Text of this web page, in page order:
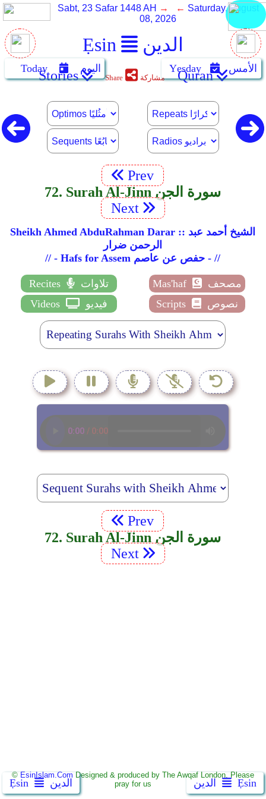
Ẹsin الدين
Sabt, 23 Safar 1448 AH → ← Saturday, August
08, 2026
Today اليوم Yẹsday الأمس
Ẹsin الدين الدين Ẹsin
Stories Share مشاركة Quran
Prev
72. Surah Al-Jinn سورة الجن
Next
Sheikh Ahmed AbduRahman Darar :: الشيخ أحمد عبد
الرحمن ضرار
// - Hafs for Assem حفص عن عاصم - //
Recites تلاوات Mas'haf
مصحف
Videos
فيديو Scripts نصوص
Prev
72. Surah Al-Jinn سورة الجن
Next
©EsinIslam.ComDesigned & produced by The Awqaf London. Please
pray for us